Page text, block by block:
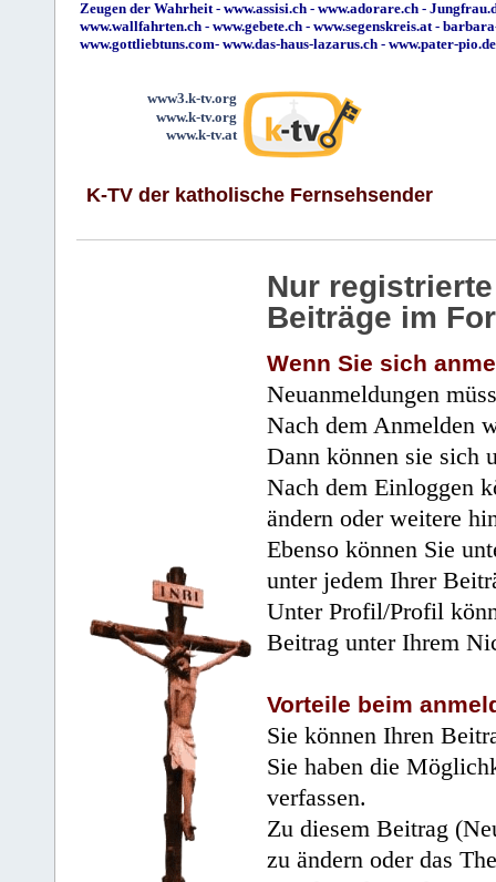
Zeugen der Wahrheit- www.assisi.ch - www.adorare.ch -
www.wallfahrten.ch - www.gebete.ch - www.segenskreis.at-
www.gottliebtuns.com- www.das-haus-lazarus.ch - www.pater-pio.de
www3.k-tv.org
www.k-tv.org
www.k-tv.at
K-TV der katholische Fernsehsender
Nur
Beiträge im
Wenn Sie sich
Neuanmeldungen
Nach dem Anmelden
Dann können sie sich
Nach dem Einloggen
ändern oder weitere
Ebenso können Sie
unter jedem Ihrer
Unter Profil/Profil
Beitrag unter Ihrem
Vorteile beim
Sie können Ihren
Sie haben die
verfassen.
Zu diesem Beitrag
zu ändern oder das